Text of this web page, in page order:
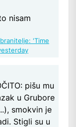
nisam
'Time
pišu mu
u Grubore
smokvin je
Stigli su u